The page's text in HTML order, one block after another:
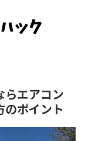
らエアコン
ポイント